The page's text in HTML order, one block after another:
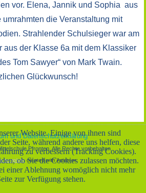
vor. Elena, Jannik und Sophia aus
die Veranstaltung mit
Strahlender Schulsieger war am
aus der Klasse 6a mit dem Klassiker
Tom Sawyer“ von Mark Twain.
Glückwunsch!
und Datenschutzerklärung
Pfronten. Alle Rechte vorbehalten
templatecreated with Artisteer.
Website. Einige von ihnen sind
Seite, während andere uns helfen, diese
zu verbessern (Tracking Cookies).
ob Sie die Cookies zulassen möchten.
einer Ablehnung womöglich nicht mehr
zur Verfügung stehen.